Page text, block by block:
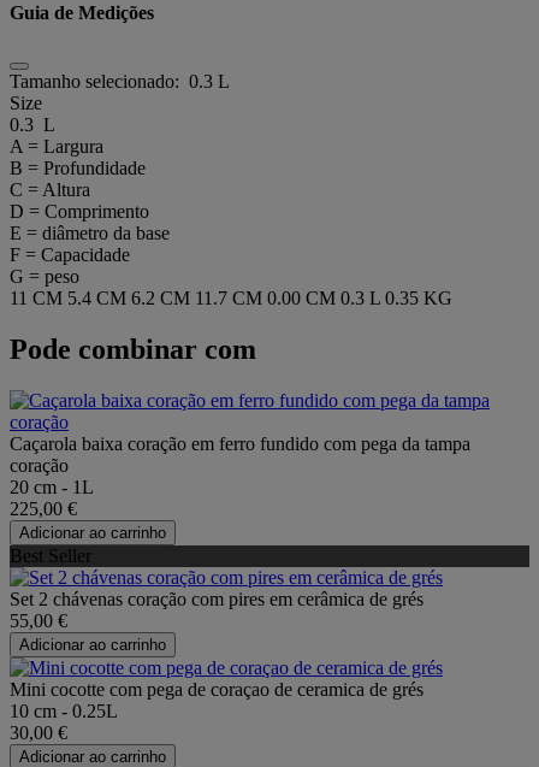
Guia de Medições
Tamanho selecionado: 0.3 L
Size
0.3 L
A = Largura
B = Profundidade
C = Altura
D = Comprimento
E = diâmetro da base
F = Capacidade
G = peso
11 CM 5.4 CM 6.2 CM 11.7 CM 0.00 CM 0.3 L 0.35 KG
Pode combinar com
Caçarola baixa coração em ferro fundido com pega da tampa
coração
20 cm - 1L
225,00 €
Adicionar ao carrinho
Best Seller
Set 2 chávenas coração com pires em cerâmica de grés
55,00 €
Adicionar ao carrinho
Mini cocotte com pega de coraçao de ceramica de grés
10 cm - 0.25L
30,00 €
Adicionar ao carrinho